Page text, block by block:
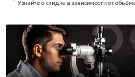
Узнайте о скидке в зависимости от